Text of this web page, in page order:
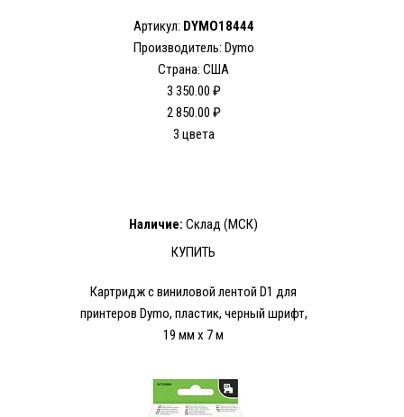
Артикул: DYMO18444
Производитель: Dymo
Страна: США
3 350.00 ₽
2 850.00 ₽
3 цвета
Наличие: Склад (МСК)
КУПИТЬ
Картридж с виниловой лентой D1 для
принтеров Dymo, пластик, черный шрифт,
19 мм х 7 м